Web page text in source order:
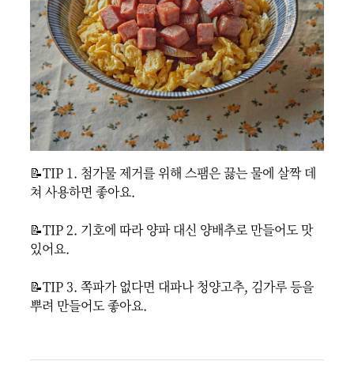
📝TIP 1. 첨가물 제거를 위해 스팸은 끓는 물에 살짝 데
쳐 사용하면 좋아요.
📝TIP 2. 기호에 따라 양파 대신 양배추로 만들어도 맛
있어요.
📝TIP 3. 쪽파가 없다면 대파나 청양고추, 김가루 등을
뿌려 만들어도 좋아요.